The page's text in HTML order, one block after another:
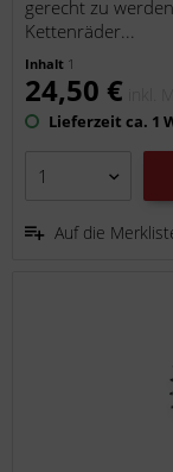
gerecht zu
Kettenräder...
Inhalt 1
24,50 € inkl.
Lieferzeit ca. 1
Auf die